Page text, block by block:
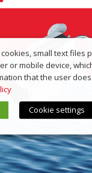
small text files
or mobile device,
that the user
Cookie settings